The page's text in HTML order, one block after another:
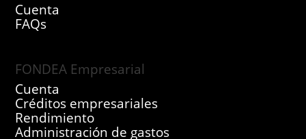
Cuenta
FAQs
FONDEA Empresarial
Cuenta
Créditos empresariales
Rendimiento
Administración de gastos